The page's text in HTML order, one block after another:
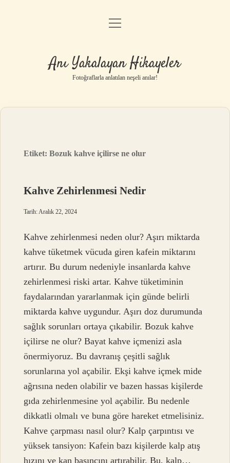
Anasayfa
Yasal Uyarı
menüyü
Anı Yakalayan Hikayeler
Fotoğraflarla anlatılan neşeli anılar!
Etiket:Bozuk kahve içilirse ne olur
Kahve Zehirlenmesi Nedir
Tarih: Aralık 22, 2024
Kahve zehirlenmesi neden olur? Aşırı miktarda
kahve tüketmek vücuda giren kafein miktarını
artırır. Bu durum nedeniyle insanlarda kahve
zehirlenmesi riski artar. Kahve tüketiminin
faydalarından yararlanmak için günde belirli
miktarda kahve uygundur. Aşırı doz durumunda
sağlık sorunları ortaya çıkabilir. Bozuk kahve
içilirse ne olur? Bayat kahve içmenizi asla
önermiyoruz. Bu davranış çeşitli sağlık
sorunlarına yol açabilir. Ekşi kahve içmek mide
ağrısına neden olabilir ve bazen hassas kişilerde
gıda zehirlenmesine yol açabilir. Bu nedenle
dikkatli olmalı ve buna göre hareket etmelisiniz.
Kahve çarpması nasıl olur? Kalp çarpıntısı ve
yüksek tansiyon: Kafein bazı kişilerde kalp atış
hızını ve kan basıncını artırabilir. Bu, kalp…